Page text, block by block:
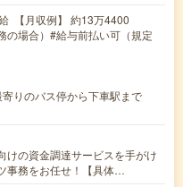
【月収例】 約13万4400
の場合）#給与前払い可（規定
りのバス停から下車駅まで
けの資金調達サービスを手がけ
事務をお任せ！【具体…